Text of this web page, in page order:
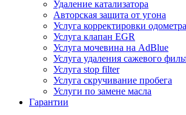
Удаление катализатора
Авторская защита от угона
Услуга корректировки одометра
Услуга клапан EGR
Услуга мочевина на AdBlue
Услуга удаления сажевого
Услуга stop filter
Услуга скручивание пробега
Услуги по замене масла
Гарантии